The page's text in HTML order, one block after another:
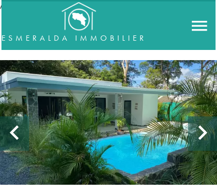
//accordeon
ESMERALDA IMMOBILIER